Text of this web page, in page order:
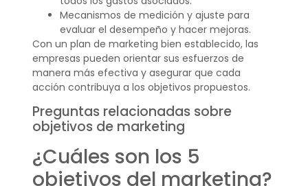
Mecanismos de medición y ajuste para
evaluar el desempeño y hacer mejoras.
Con un plan de marketing bien establecido, las
empresas pueden orientar sus esfuerzos de
manera más efectiva y asegurar que cada
acción contribuya a los objetivos propuestos.
Preguntas relacionadas sobre
objetivos de marketing
¿Cuáles son los 5
objetivos del marketing?